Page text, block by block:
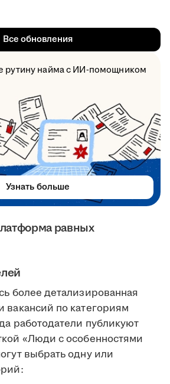
равных
более детализированная
вакансий по категориям
работодатели публикуют
«Люди с особенностями
выбрать одну или
Все обновления
рутину найма с ИИ-помощником
Узнать больше